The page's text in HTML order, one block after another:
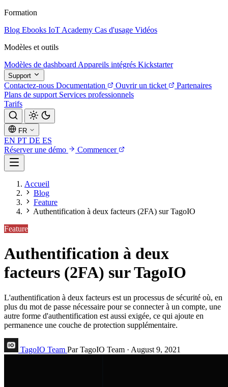
Formation
Blog Ebooks IoT Academy Cas d'usage Vidéos
Modèles et outils
Modèles de dashboard Appareils intégrés Kickstarter
Support
Contactez-nous Documentation Ouvrir un ticket
Partenaires
Plans de support Services professionnels
Tarifs
FR
EN PT DE ES
Réserver une démo
Commencer
Accueil
Blog
Feature
Authentification à deux facteurs (2FA) sur TagoIO
Feature
Authentification à deux
facteurs (2FA) sur TagoIO
L'authentification à deux facteurs est un processus de sécurité où, en
plus du mot de passe nécessaire pour se connecter à un compte, une
autre forme d'authentification est aussi exigée, ce qui ajoute en
permanence une couche de protection supplémentaire.
TagoIO Team Par TagoIO Team · August 9, 2021